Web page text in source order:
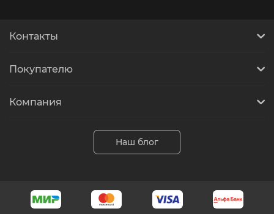
Контакты
Покупателю
Компания
Наш блог